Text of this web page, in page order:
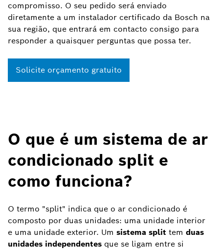
compromisso. O seu pedido será enviado
diretamente a um instalador certificado da Bosch na
sua região, que entrará em contacto consigo para
responder a quaisquer perguntas que possa ter.
Solicite orçamento gratuito
O que é um sistema de ar
condicionado split e
como funciona?
O termo "split" indica que o ar condicionado é
composto por duas unidades: uma unidade interior
e uma unidade exterior. Um sistema split tem duas
unidades independentes que se ligam entre si